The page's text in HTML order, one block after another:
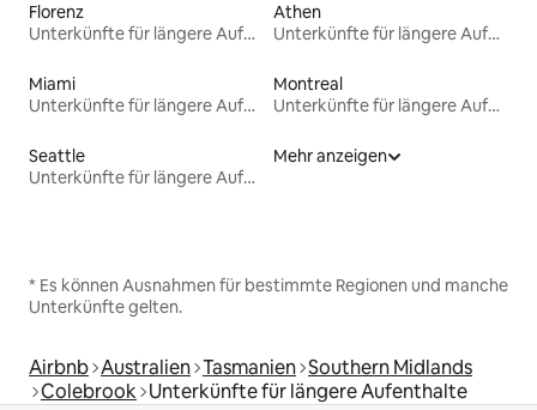
Florenz
Unterkünfte für längere Aufenthalte
Athen
Unterkünfte für längere Aufenthalte
Miami
Unterkünfte für längere Aufenthalte
Montreal
Unterkünfte für längere Aufenthalte
Seattle
Unterkünfte für längere Aufenthalte
Mehr anzeigen
* Es können Ausnahmen für bestimmte Regionen und manche
Unterkünfte gelten.
Airbnb Australien Tasmanien Southern Midlands
Colebrook Unterkünfte für längere Aufenthalte